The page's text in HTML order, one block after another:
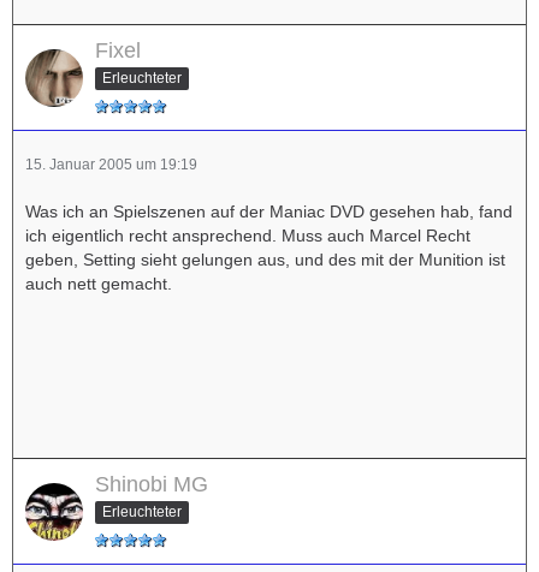
Fixel
Erleuchteter
15. Januar 2005 um 19:19
Was ich an Spielszenen auf der Maniac DVD gesehen hab, fand
ich eigentlich recht ansprechend. Muss auch Marcel Recht
geben, Setting sieht gelungen aus, und des mit der Munition ist
auch nett gemacht.
Shinobi MG
Erleuchteter